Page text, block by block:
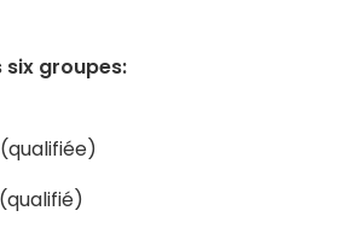
six groupes: